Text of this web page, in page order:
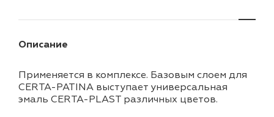
Описание
Применяется в комплексе. Базовым слоем для
CERTA-PATINA выступает универсальная
эмаль CERTA-PLAST различных цветов.